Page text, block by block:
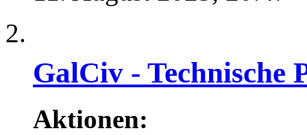
GalCiv - Technische
Aktionen: